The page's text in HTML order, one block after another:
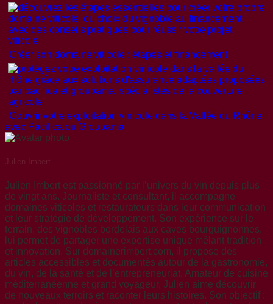
Créer son domaine viticole : étapes et financement
Couvrir votre exploitation vinicole dans la Vallée du Rhône
avec Pacifica ou Groupama
Julien Imbert
Julien Imbert est passionné par l’univers du vin depuis plus
de vingt ans. Journaliste et consultant, il accompagne
domaines viticoles et restaurateurs dans leur communication
et leur stratégie de développement. Son expérience sur le
terrain, des vignobles bordelais aux caves bourguignonnes,
lui permet de partager une expertise unique mêlant tradition
et innovation. Sur domainerimbert.com, il propose des
articles accessibles et documentés autour de la gastronomie,
du vin, de la santé et de l’entrepreneuriat. Amateur de cuisine
méditerranéenne et grand voyageur, Julien aime découvrir
de nouveaux terroirs et raconter leurs histoires. Son objectif :